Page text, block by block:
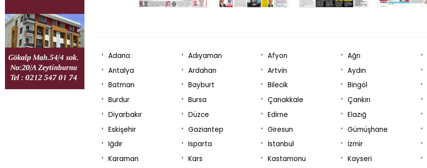
Adana Adıyaman Afyon Ağrı
Antalya
Ardahan Artvin Aydın
Batman
Bayburt Bilecik Bingöl
Burdur
Bursa Çanakkale Çankırı
Diyarbakır
Düzce Edirne Elazığ
Eskişehir
Gaziantep Giresun Gümüşhane
Iğdır
Isparta İstanbul İzmir
Karaman
Kars Kastamonu Kayseri